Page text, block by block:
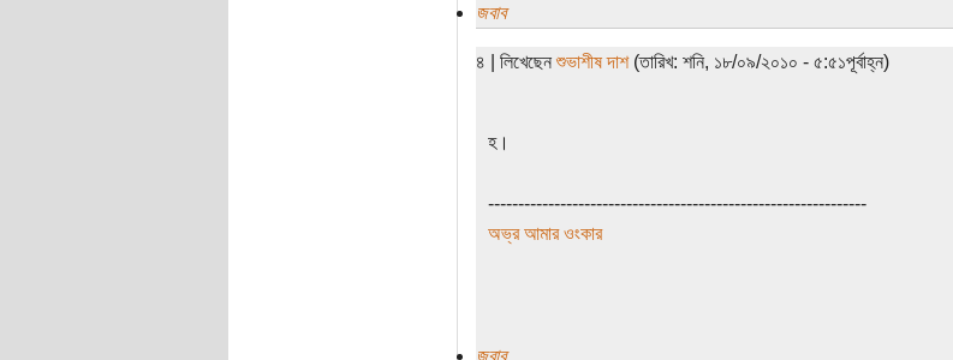
জবাব
৪ | লিখেছেনশুভাশীষ দাশ(তারিখ: শনি, ১৮/০৯/২০১০ - ৫:৫১পূর্বাহ্ন)
হ।
---------------------------------------------------------------
অভ্র আমার ওংকার
জবাব